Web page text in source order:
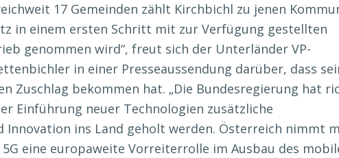
17 Gemeinden zählt Kirchbichl zu jenen
in einem ersten Schritt mit zur Verfügung gestellten
genommen wird“, freut sich der Unterländer VP-
in einer Presseaussendung darüber, dass
Zuschlag bekommen hat. „Die Bundesregierung hat
Einführung neuer Technologien zusätzliche
Innovation ins Land geholt werden. Österreich nimmt
eine europaweite Vorreiterrolle im Ausbau des